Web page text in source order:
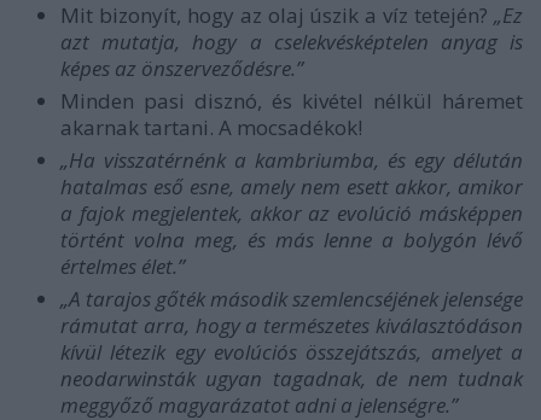
Mit bizonyít, hogy az olaj úszik a víz tetején? „Ez
azt mutatja, hogy a cselekvésképtelen anyag is
képes az önszerveződésre.”
Minden pasi disznó, és kivétel nélkül háremet
akarnak tartani. A mocsadékok!
„Ha visszatérnénk a kambriumba, és egy délután
hatalmas eső esne, amely nem esett akkor, amikor
a fajok megjelentek, akkor az evolúció másképpen
történt volna meg, és más lenne a bolygón lévő
értelmes élet.”
„A tarajos gőték második szemlencséjének jelensége
rámutat arra, hogy a természetes kiválasztódáson
kívül létezik egy evolúciós összejátszás, amelyet a
neodarwinsták ugyan tagadnak, de nem tudnak
meggyőző magyarázatot adni a jelenségre.”